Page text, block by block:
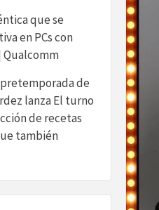
que se
en PCs con
Qualcomm
de
lanza El turno
de recetas
también